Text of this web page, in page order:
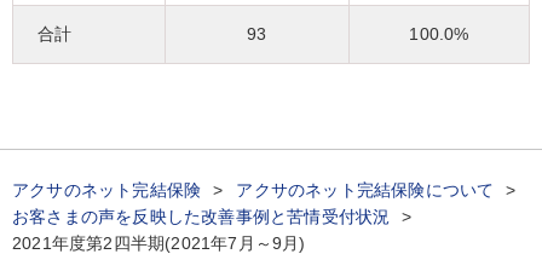
合計 93 100.0%
アクサのネット完結保険
アクサのネット完結保険について
お客さまの声を反映した改善事例と苦情受付状況
2021年度第2四半期(2021年7月～9月)